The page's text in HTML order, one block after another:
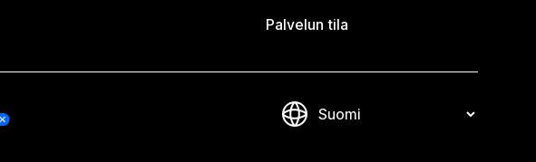
Palvelun tila